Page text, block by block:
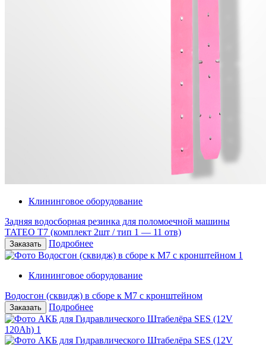
Клининговое оборудование
Задняя водосборная резинка для поломоечной машины
TATEO T7 (комплект 2шт / тип 1 — 11 отв)
Подробнее
Клининговое оборудование
Водосгон (сквидж) в сборе к М7 с кронштейном
Подробнее